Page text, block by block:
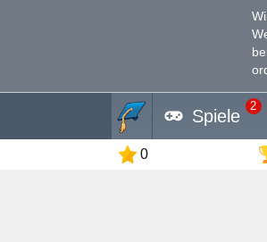
Spiele
2
0